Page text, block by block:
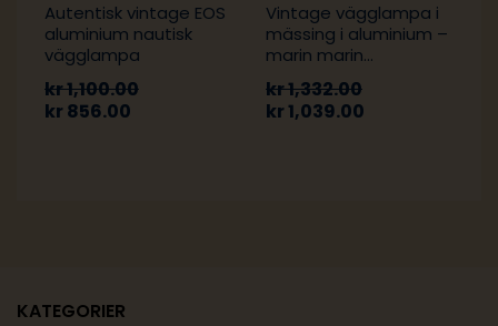
KATEGORIER
Autentisk vintage EOS
aluminium nautisk
vägglampa
kr1,100.00
kr856.00
Vintage vägglampa i
mässing i aluminium –
marin marin
kr1,332.00
kr1,039.00